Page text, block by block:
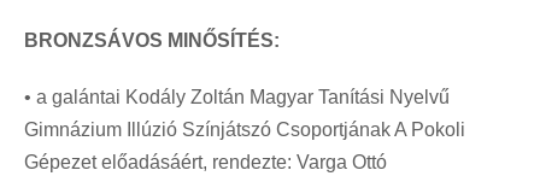
BRONZSÁVOS MINŐSÍTÉS:
• a galántai Kodály Zoltán Magyar Tanítási Nyelvű
Gimnázium Illúzió Színjátszó Csoportjának A Pokoli
Gépezet előadásáért, rendezte: Varga Ottó